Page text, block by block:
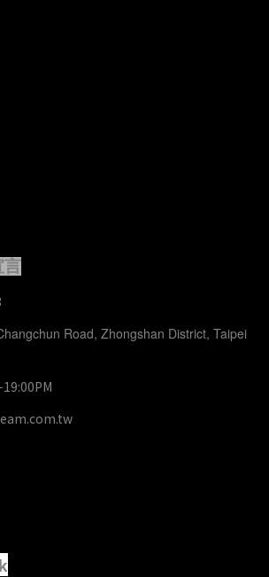
言
Road, Zhongshan District, Taipei